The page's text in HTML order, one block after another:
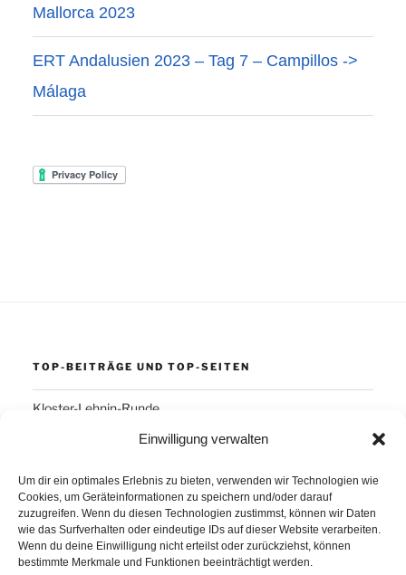
Einwilligung verwalten
Um dir ein optimales Erlebnis zu bieten, verwenden wir Technologien wie
Cookies, um Geräteinformationen zu speichern und/oder darauf
zuzugreifen. Wenn du diesen Technologien zustimmst, können wir Daten
wie das Surfverhalten oder eindeutige IDs auf dieser Website verarbeiten.
Wenn du deine Einwilligung nicht erteilst oder zurückziehst, können
bestimmte Merkmale und Funktionen beeinträchtigt werden.
Mallorca 2023
ERT Andalusien 2023 – Tag 7 – Campillos ->
Málaga
TOP-BEITRÄGE UND TOP-SEITEN
Kloster-Lehnin-Runde
Arber Daum Ergo 8i ErgoPlanet Frühsport
Havanna Kuba Laufen Los Angeles